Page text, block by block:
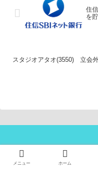
住
を
スタジオアタオ(3550) 立会
プロフィール
お問い合わせ
メニュー ホーム